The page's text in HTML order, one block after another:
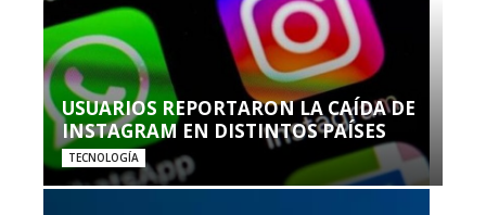
USUARIOS REPORTARON LA CAÍDA DE
INSTAGRAM EN DISTINTOS PAÍSES
TECNOLOGÍA